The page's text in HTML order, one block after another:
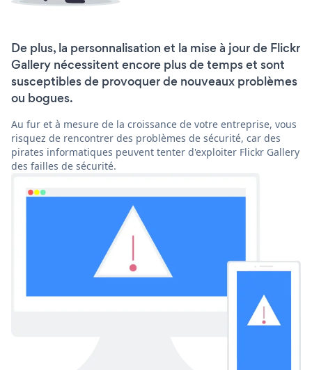
De plus, la personnalisation et la mise à jour de Flickr
Gallery nécessitent encore plus de temps et sont
susceptibles de provoquer de nouveaux problèmes
ou bogues.
Au fur et à mesure de la croissance de votre entreprise, vous
risquez de rencontrer des problèmes de sécurité, car des
pirates informatiques peuvent tenter d'exploiter Flickr Gallery
des failles de sécurité.